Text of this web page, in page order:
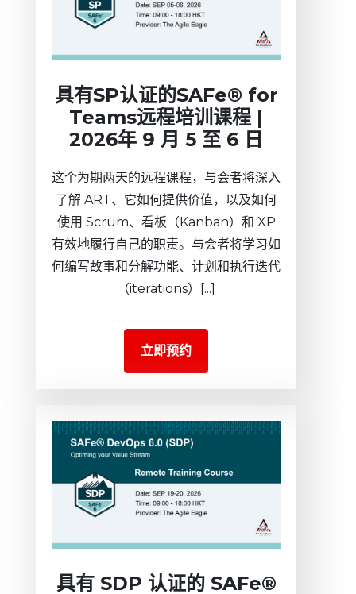
具有SP认证的SAFe® for
Teams远程培训课程 |
2026年 9 月 5 至 6 日
这个为期两天的远程课程，与会者将深入
了解 ART、它如何提供价值，以及如何
使用 Scrum、看板（Kanban）和 XP
有效地履行自己的职责。与会者将学习如
何编写故事和分解功能、计划和执行迭代
（iterations）[...]
立即预约
具有 SDP 认证的 SAFe®